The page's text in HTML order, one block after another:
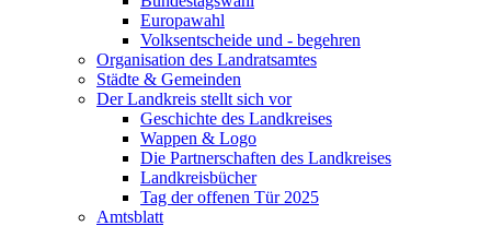
Europawahl
Volksentscheide und - begehren
Organisation des Landratsamtes
Städte & Gemeinden
Der Landkreis stellt sich vor
Geschichte des Landkreises
Wappen & Logo
Die Partnerschaften des Landkreises
Landkreisbücher
Tag der offenen Tür 2025
Amtsblatt